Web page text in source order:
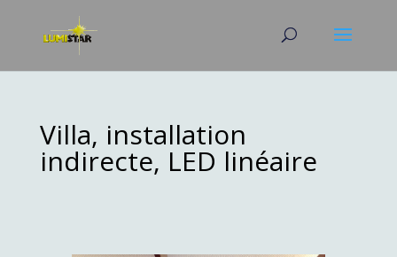
Villa, installation
indirecte, LED linéaire